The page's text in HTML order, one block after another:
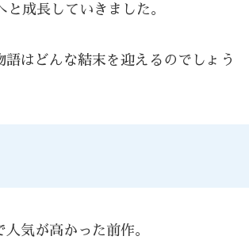
成長していきました。
はどんな結末を迎えるのでしょう
気が高かった前作。